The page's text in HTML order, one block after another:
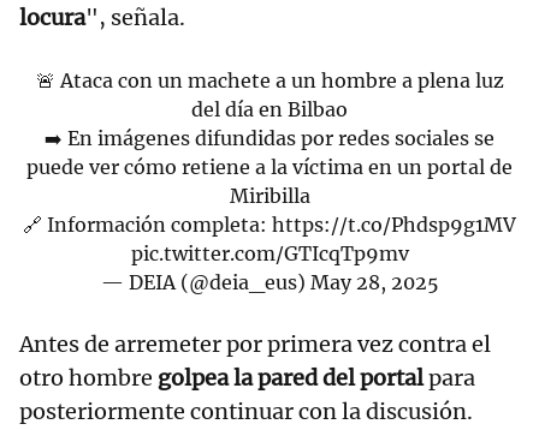
locura", señala.
🚨 Ataca con un machete a un hombre a plena luz
del día en Bilbao
➡️ En imágenes difundidas por redes sociales se
puede ver cómo retiene a la víctima en un portal de
Miribilla
🔗 Información completa: https://t.co/Phdsp9g1MV
pic.twitter.com/GTIcqTp9mv
— DEIA (@deia_eus) May 28, 2025
Antes de arremeter por primera vez contra el
otro hombre golpea la pared del portalpara
posteriormente continuar con la discusión.